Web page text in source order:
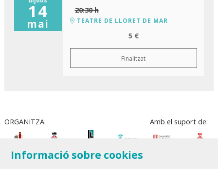
14
mai
20:30 h
TEATRE DE LLORET DE MAR
5 €
Finalitzat
ORGANITZA: Amb el suport de:
Informació sobre cookies